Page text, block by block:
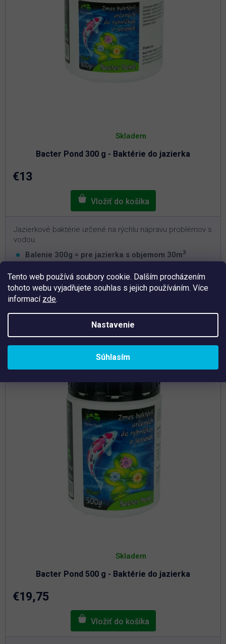
Tento web používá soubory cookie. Dalším procházením
tohoto webu vyjadřujete souhlas s jejich používáním. Více
informací zde.
Nastavenie
Súhlasím
Bacter Pond 300 g - Baktérie do jazierka
hodnotenie
je
5,0
Skladem
€13
Jazierkové baktérie určené na rýchlu nápravu problémov s
vodou.
Balenie 300g = pre jazierka s objemom 30m3
Nastavuje biorovnováhu v jazierku
Nie je možné predávkovať
Bacter Pond 500 g - Baktérie do jazierka
hodnotenie
je
5,0
Skladem
€19,75